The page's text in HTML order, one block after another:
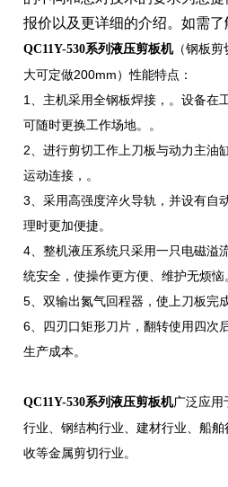
报价以及更详细的介绍。如需了
QC11Y-530系列液压剪板机（钢板剪
大可定做200mm）性能特点：
1、主机采用全钢板焊接，。设备在
可随时更换工作场地。。
2、进行剪切工作上刀板与动力主油
运动连接，。
3、采用高强度淬火导轨，并设有自
理时更加便捷。
4、整机液压系统只采用一只电磁溢
统安全，使操作更方便、维护无烦恼
5、双输出氮气回程器，使上刀板完
6、四刃口矩形刀片，翻转使用四次
生产成本。
QC11Y-530系列液压剪板机广泛应用
行业、钢结构行业、建材行业、船
收等金属剪切行业。